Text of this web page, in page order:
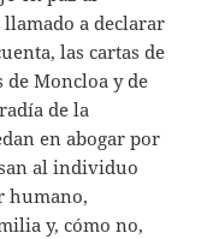
a declarar
las cartas de
Moncloa y de
de la
en abogar por
al individuo
humano,
y, cómo no,